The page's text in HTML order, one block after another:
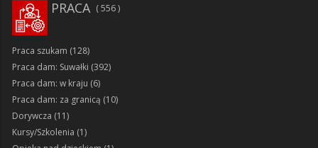
PRACA 556
Praca szukam (128)
Praca dam: Suwałki (392)
Praca dam: w kraju (6)
Praca dam: za granicą (10)
Dorywcza (11)
Kursy/Szkolenia (1)